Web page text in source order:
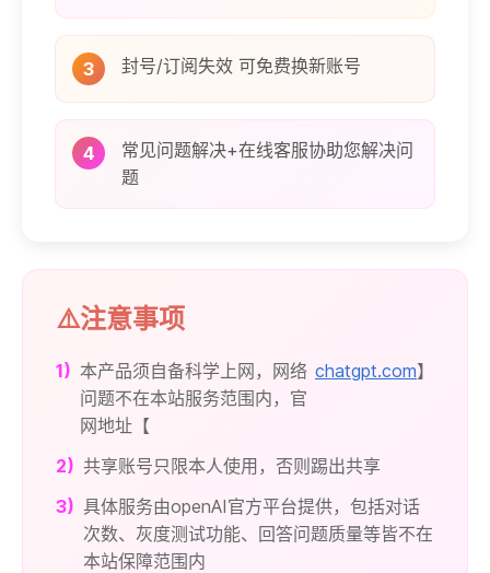
3 封号/订阅失效 可免费换新账号
4
常见问题解决+在线客服协助您解决问
题
⚠️注意事项
1) 本产品须自备科学上网，网络
问题不在本站服务范围内，官
网地址【
chatgpt.com】
2) 共享账号只限本人使用，否则踢出共享
3) 具体服务由openAI官方平台提供，包括对话
次数、灰度测试功能、回答问题质量等皆不在
本站保障范围内